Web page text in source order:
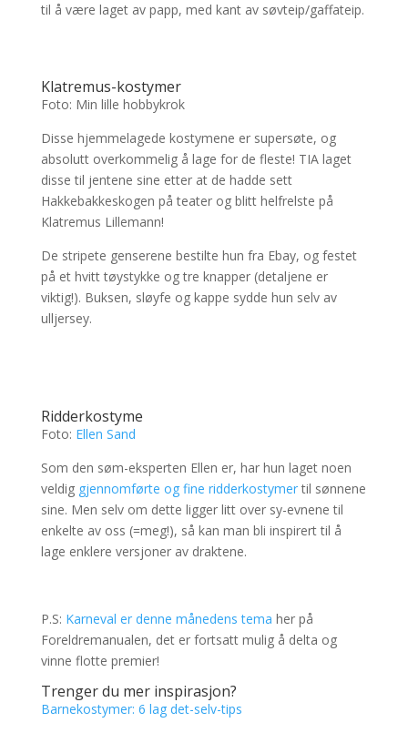
til å være laget av papp, med kant av søvteip/gaffateip.
Klatremus-kostymer
Foto: Min lille hobbykrok
Disse hjemmelagede kostymene er supersøte, og
absolutt overkommelig å lage for de fleste! TIA laget
disse til jentene sine etter at de hadde sett
Hakkebakkeskogen på teater og blitt helfrelste på
Klatremus Lillemann!
De stripete genserene bestilte hun fra Ebay, og festet
på et hvitt tøystykke og tre knapper (detaljene er
viktig!). Buksen, sløyfe og kappe sydde hun selv av
ulljersey.
Ridderkostyme
Foto: Ellen Sand
Som den søm-eksperten Ellen er, har hun laget noen
veldig gjennomførte og fine ridderkostymertil sønnene
sine. Men selv om dette ligger litt over sy-evnene til
enkelte av oss (=meg!), så kan man bli inspirert til å
lage enklere versjoner av draktene.
P.S: Karneval er denne månedens tema her på
Foreldremanualen, det er fortsatt mulig å delta og
vinne flotte premier!
Trenger du mer inspirasjon?
Barnekostymer: 6 lag det-selv-tips